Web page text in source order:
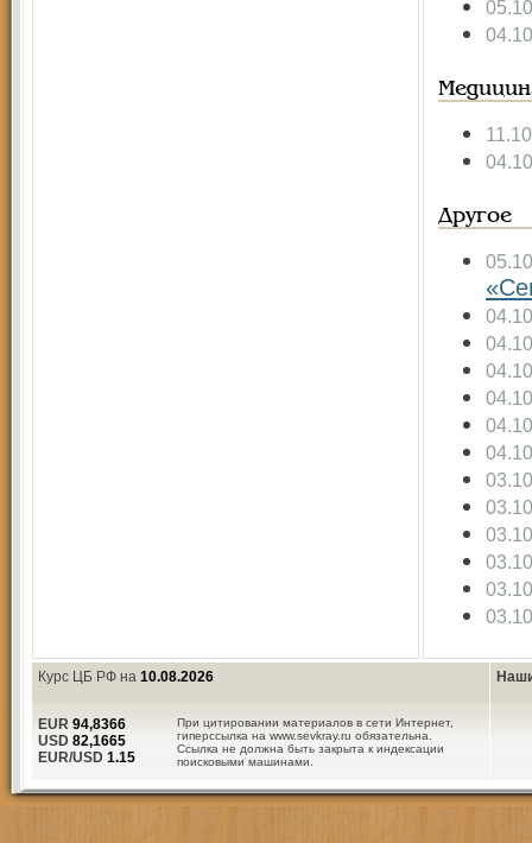
Другое
Курс ЦБ РФ на 10.08.2026
При цитировании материалов в сети Интернет,
гиперссылка на www.sevkray.ru обязательна.
Ссылка не должна быть закрыта к индексации
поисковыми машинами.
EUR 94,8366
USD 82,1665
EUR/USD 1.15